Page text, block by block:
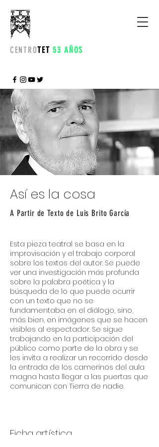
CENTROTET 53 AÑOS
Así es la cosa
A Partir de Texto de Luis Brito García
Esta pieza teatral se basa en la
improvisación y el trabajo corporal
sobre los textos del autor. Se puede
ver una investigación más profunda
sobre la palabra poética y la
búsqueda de lo que puede ocurrir
con un texto que no se
fundamentaba en el diálogo, sino,
más bien, en imágenes que se hacen
visibles al espectador. Se sigue
trabajando en la participación del
público como parte de la obra y se
les invita a realizar un recorrido desde
la entrada de los camerinos del aula
magna hasta llegar a las puertas que
comunican con Tierra de nadie.
Ficha artística